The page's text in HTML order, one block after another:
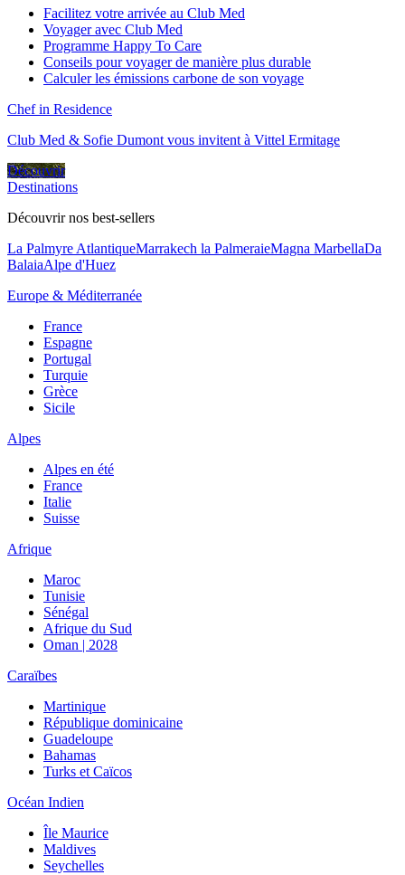
Facilitez votre arrivée au Club Med
Voyager avec Club Med
Programme Happy To Care
Conseils pour voyager de manière plus durable
Calculer les émissions carbone de son voyage
Chef in Residence
Club Med & Sofie Dumont vous invitent à Vittel Ermitage
Découvrir
Destinations
Découvrir nos best-sellers
La Palmyre AtlantiqueMarrakech la PalmeraieMagna MarbellaDa
BalaiaAlpe d'Huez
Europe & Méditerranée
France
Espagne
Portugal
Turquie
Grèce
Sicile
Alpes
Alpes en été
France
Italie
Suisse
Afrique
Maroc
Tunisie
Sénégal
Afrique du Sud
Oman | 2028
Caraïbes
Martinique
République dominicaine
Guadeloupe
Bahamas
Turks et Caïcos
Océan Indien
Île Maurice
Maldives
Seychelles